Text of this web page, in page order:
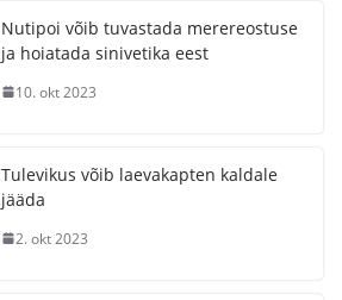
Nutipoi võib tuvastada merereostuse
ja hoiatada sinivetika eest
10. okt 2023
Tulevikus võib laevakapten kaldale
jääda
2. okt 2023